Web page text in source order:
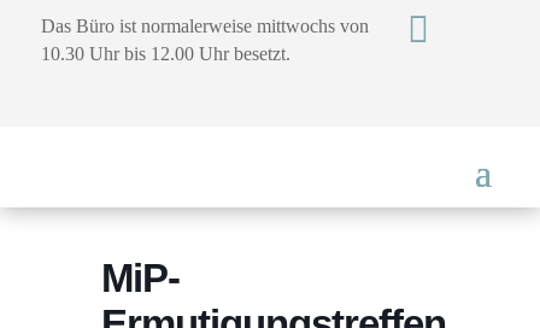
Das Büro ist normalerweise mittwochs von
10.30 Uhr bis 12.00 Uhr besetzt.

MiP-